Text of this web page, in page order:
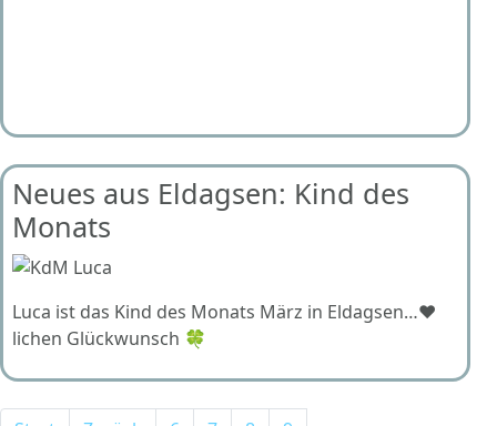
Neues aus Eldagsen: Kind des
Monats
Luca ist das Kind des Monats März in Eldagsen…❤️
lichen Glückwunsch 🍀